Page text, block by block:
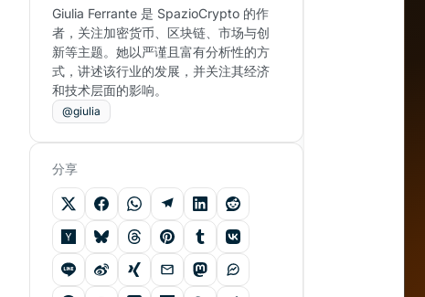
Giulia Ferrante 是 SpazioCrypto 的作
者，关注加密货币、区块链、市场与创
新等主题。她以严谨且富有分析性的方
式，讲述该行业的发展，并关注其经济
和技术层面的影响。
@giulia
分享